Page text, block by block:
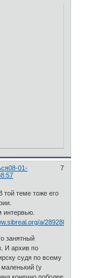
7
08-01-
той теме тоже его
интервью.
a/28928872.html
занятный
И архив по
судя по всему
маленький (у